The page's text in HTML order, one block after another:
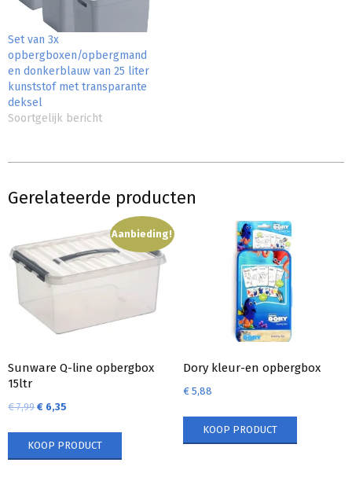
Set van 3x
opbergboxen/opbergmand
en donkerblauw van 25 liter
kunststof met transparante
deksel
Soortgelijk bericht
Gerelateerde producten
Aanbieding!
Sunware Q-line opbergbox
15ltr
€7,99 € 6,35
KOOP PRODUCT
Dory kleur-en opbergbox
€5,88
KOOP PRODUCT